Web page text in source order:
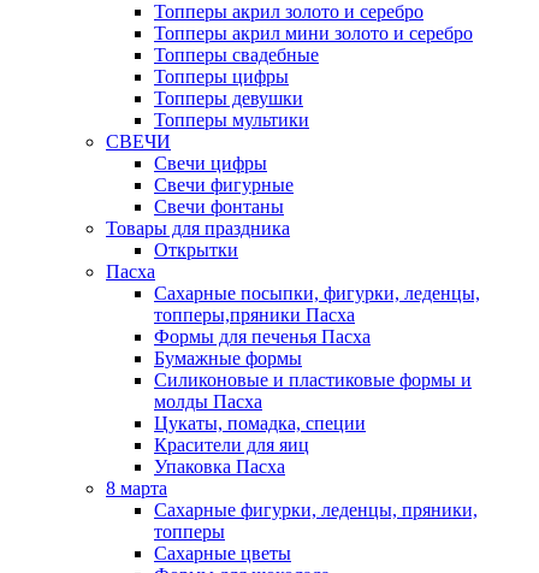
Топперы акрил золото и серебро
Топперы акрил мини золото и серебро
Топперы свадебные
Топперы цифры
Топперы девушки
Топперы мультики
СВЕЧИ
Свечи цифры
Свечи фигурные
Свечи фонтаны
Товары для праздника
Открытки
Пасха
Сахарные посыпки, фигурки, леденцы,
топперы,пряники Пасха
Формы для печенья Пасха
Бумажные формы
Силиконовые и пластиковые формы и
молды Пасха
Цукаты, помадка, специи
Красители для яиц
Упаковка Пасха
8 марта
Сахарные фигурки, леденцы, пряники,
топперы
Сахарные цветы